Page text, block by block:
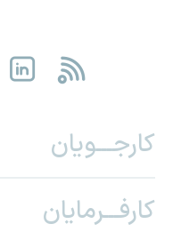
کارجـــویان
کارفـــرمایان